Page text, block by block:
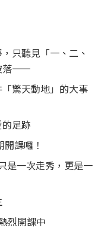
只聽見「一、二、
落——
驚天動地」的大事
足跡
課囉！
是一次走秀，更是一
烈開課中